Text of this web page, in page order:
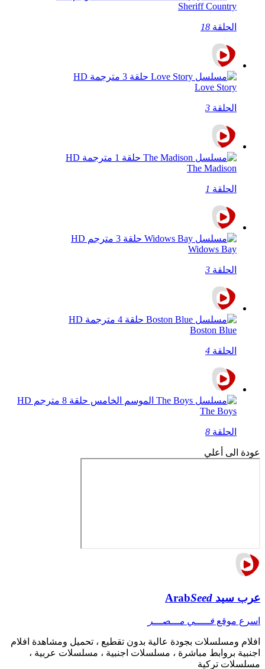
Sheriff Country
الحلقة 18
Love Story
الحلقة 3
The Madison
الحلقة 1
Widows Bay
الحلقة 3
Boston Blue
الحلقة 4
The Boys
الحلقة 8
عودة الى أعلي
عرب سيد ArabSeed
اسرع موقع فـــــي مـــصـــر
افلام ومسلسلات بجودة عالية بدون تقطيع ، تحميل ومشاهدة افلام
اجنبية بروابط مباشرة ، مسلسلات اجنبية ، مسلسلات عربية ،
مسلسلات تركية